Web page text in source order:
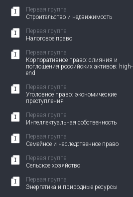
Первая группа
Строительство и недвижимость
Первая группа
Налоговое право
Первая группа
Корпоративное право: слияния и
поглощения российских активов: high-
end
Первая группа
Уголовное право: экономические
преступления
Первая группа
Интеллектуальная собственность
Первая группа
Семейное и наследственное право
Первая группа
Сельское хозяйство
Первая группа
Энергетика и природные ресурсы